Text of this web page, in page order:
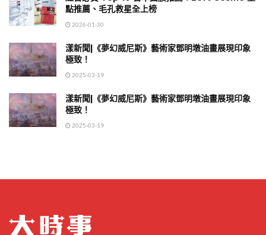
點推薦、毛孔救星全上榜
2026-01-30
漾新聞|《夢幻威尼斯》藝術家鄧明墩油畫展現印象
極致！
2025-03-19
漾新聞|《夢幻威尼斯》藝術家鄧明墩油畫展現印象
極致！
2025-03-19